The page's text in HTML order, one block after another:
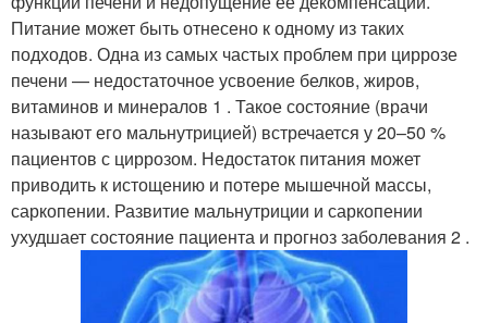
Питание может быть отнесено к одному из таких
подходов. Одна из самых частых проблем при циррозе
печени — недостаточное усвоение белков, жиров,
витаминов и минералов 1 . Такое состояние (врачи
называют его мальнутрицией) встречается у 20–50 %
пациентов с циррозом. Недостаток питания может
приводить к истощению и потере мышечной массы,
саркопении. Развитие мальнутриции и саркопении
ухудшает состояние пациента и прогноз заболевания 2 .